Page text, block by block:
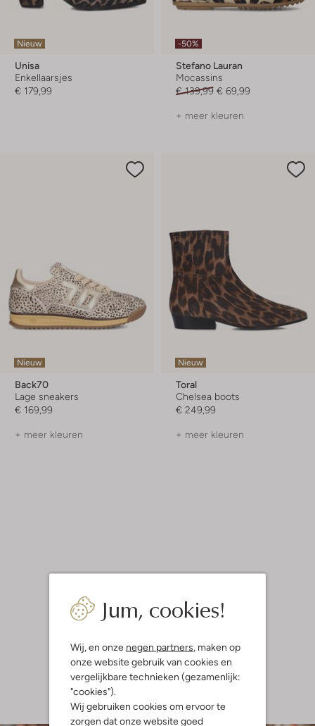
Jum, cookies!
Wij, en onze negen partners , maken op
onze website gebruik van cookies en
vergelijkbare technieken (gezamenlijk:
"cookies").
Wij gebruiken cookies om ervoor te
zorgen dat onze website goed
Nieuw
Unisa
Enkellaarsjes
€ 179,99
-50%
Stefano Lauran
Mocassins
€ 139,99 € 69,99
+ meer kleuren
Nieuw
Back70
Lage sneakers
€ 169,99
+ meer kleuren
Nieuw
Toral
Chelsea boots
€ 249,99
+ meer kleuren